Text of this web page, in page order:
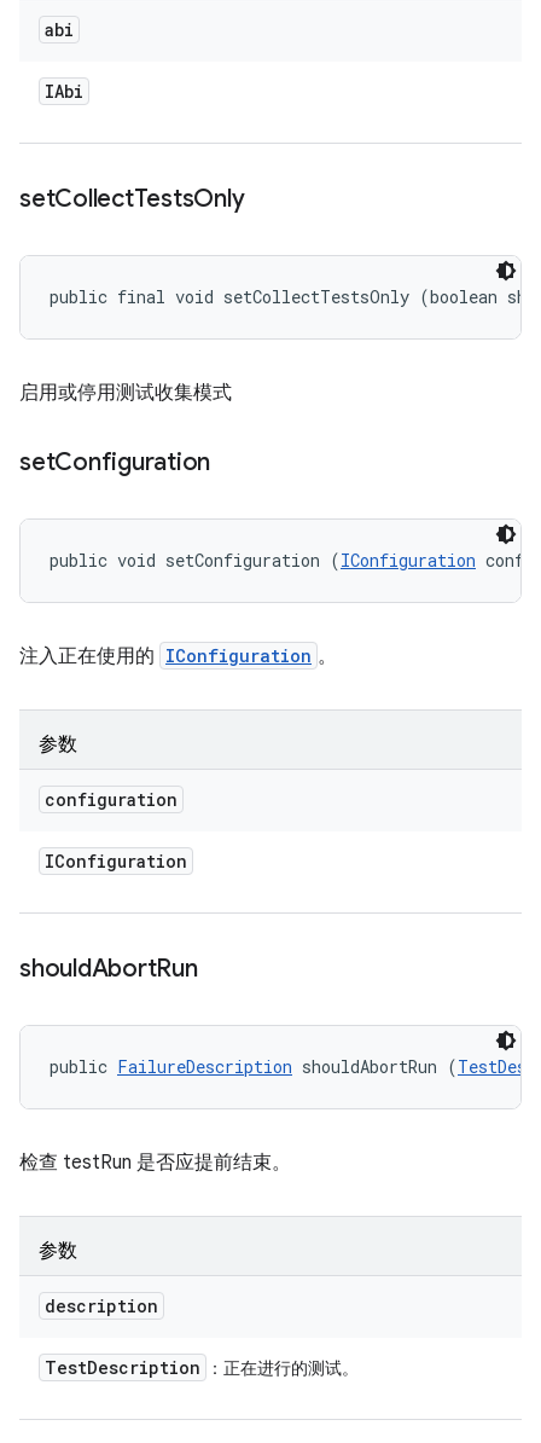
abi
IAbi
setCollectTestsOnly
public final void setCollectTestsOnly (boolean
启用或停用测试收集模式
setConfiguration
public void setConfiguration (IConfiguration
注入正在使用的 IConfiguration 。
参数
configuration
IConfiguration
shouldAbortRun
public FailureDescription shouldAbortRun (
检查 testRun 是否应提前结束。
参数
description
TestDescription ：正在进行的测试。